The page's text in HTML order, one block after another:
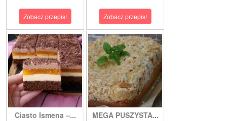
Zobacz przepis! Zobacz przepis!
Ciasto Ismena –... MEGA PUSZYSTA...